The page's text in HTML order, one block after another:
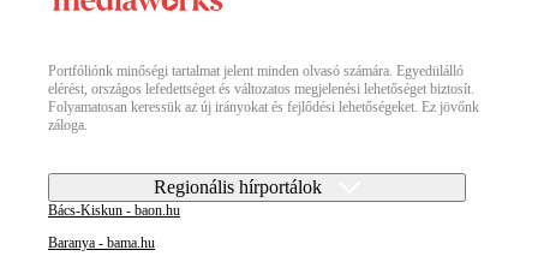
Portfóliónk minőségi tartalmat jelent minden olvasó számára. Egyedülálló
elérést, országos lefedettséget és változatos megjelenési lehetőséget biztosít.
Folyamatosan keressük az új irányokat és fejlődési lehetőségeket. Ez jövőnk
záloga.
Regionális hírportálok
Bács-Kiskun - baon.hu
Baranya - bama.hu